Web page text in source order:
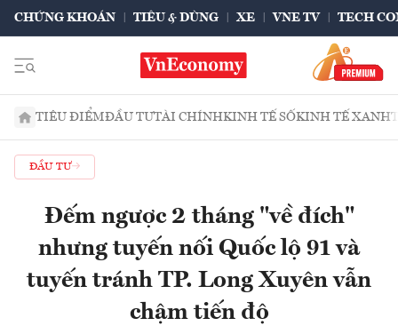
CHỨNG KHOÁN TIÊU & DÙNG XE VNE TV TECH
TIÊU ĐIỂMĐẦU TƯTÀI CHÍNHKINH TẾ SỐKINH TẾ XANH
ĐẦU TƯ
Đếm ngược 2 tháng "về đích"
nhưng tuyến nối Quốc lộ 91 và
tuyến tránh TP. Long Xuyên vẫn
chậm tiến độ